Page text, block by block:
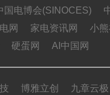
国电博会(SINOCES)
网 家电资讯网 小熊
硬蛋网 AI中国网
博雅立创 九章云极